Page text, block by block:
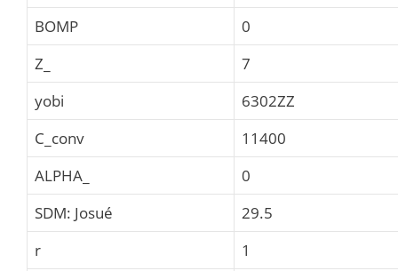
BOMP
0
Z_
7
yobi
6302ZZ
C_conv
11400
ALPHA_
0
SDM: Josué
29.5
r
1